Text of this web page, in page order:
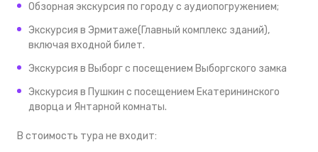
Обзорная экскурсия по городу с аудиопогружением;
Экскурсия в Эрмитаже(Главный комплекс зданий),
включая входной билет.
Экскурсия в Выборг с посещением Выборгского замка
Экскурсия в Пушкин с посещением Екатерининского
дворца и Янтарной комнаты.
В стоимость тура не входит: